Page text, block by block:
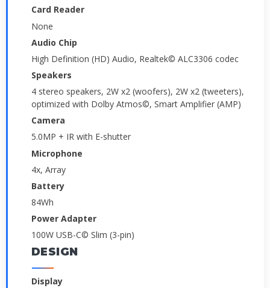
Card Reader
None
Audio Chip
High Definition (HD) Audio, Realtek© ALC3306 codec
Speakers
4 stereo speakers, 2W x2 (woofers), 2W x2 (tweeters),
optimized with Dolby Atmos©, Smart Amplifier (AMP)
Camera
5.0MP + IR with E-shutter
Microphone
4x, Array
Battery
84Wh
Power Adapter
100W USB-C© Slim (3-pin)
DESIGN
Display